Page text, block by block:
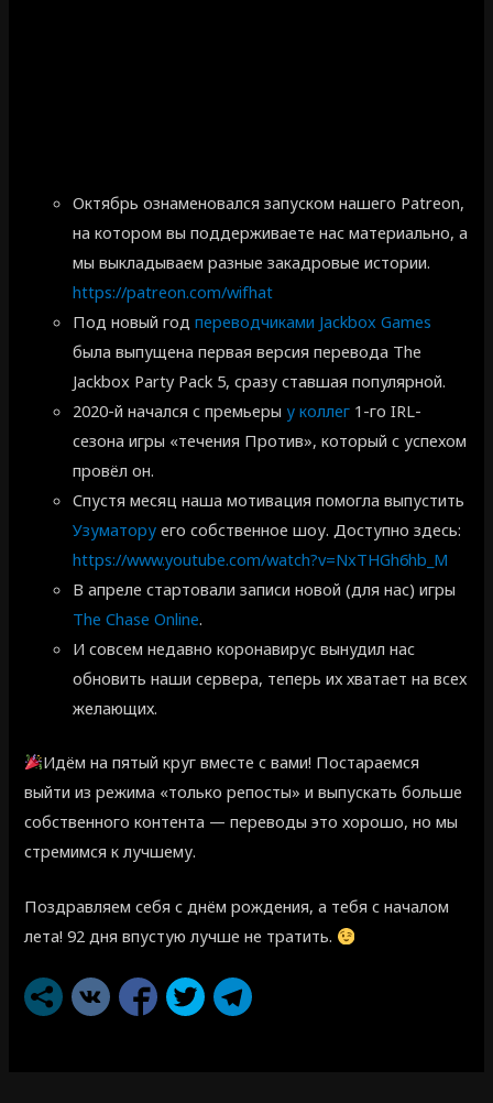
Октябрь ознаменовался запуском нашего Patreon,
на котором вы поддерживаете нас материально, а
мы выкладываем разные закадровые истории.
https://patreon.com/wifhat
Под новый годпереводчиками Jackbox Games
была выпущена первая версия перевода The
Jackbox Party Pack 5, сразу ставшая популярной.
2020-й начался с премьеры у коллег 1-го IRL-
сезона игры «течения Против», который с успехом
провёл он.
Спустя месяц наша мотивация помогла выпустить
Узуматору его собственное шоу. Доступно здесь:
https://www.youtube.com/watch?v=NxTHGh6hb_M
В апреле стартовали записи новой (для нас) игры
The Chase Online.
И совсем недавно коронавирус вынудил нас
обновить наши сервера, теперь их хватает на всех
желающих.
Идём на пятый круг вместе с вами! Постараемся
выйти из режима «только репосты» и выпускать больше
собственного контента — переводы это хорошо, но мы
стремимся к лучшему.
Поздравляем себя с днём рождения, а тебя с началом
лета! 92 дня впустую лучше не тратить.